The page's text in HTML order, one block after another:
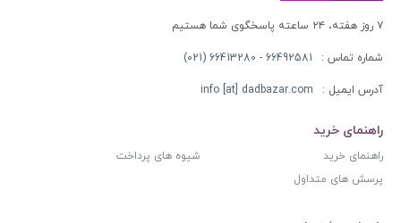
۷ روز هفته، ۲۴ ساعته پاسخگوی شما هستیم
شماره تماس : 66492581 - 66413280 (021)
آدرس ایمیل : info [at] dadbazar.com
راهنمای خرید
راهنمای خرید
شیوه های پرداخت
پرسش های متداول